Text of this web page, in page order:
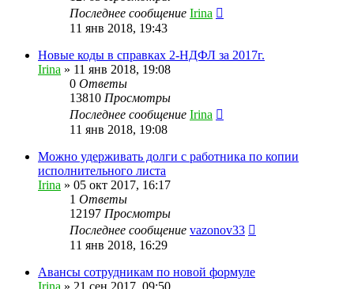
Последнее сообщение Irina
11 янв 2018, 19:43
Новые коды в справках 2-НДФЛ за 2017г.
Irina » 11 янв 2018, 19:08
0 Ответы
13810 Просмотры
Последнее сообщение Irina
11 янв 2018, 19:08
Можно удерживать долги c работника по копии
исполнительного листа
Irina » 05 окт 2017, 16:17
1 Ответы
12197 Просмотры
Последнее сообщение vazonov33
11 янв 2018, 16:29
Авансы сотрудникам по новой формуле
Irina » 21 сен 2017, 09:50